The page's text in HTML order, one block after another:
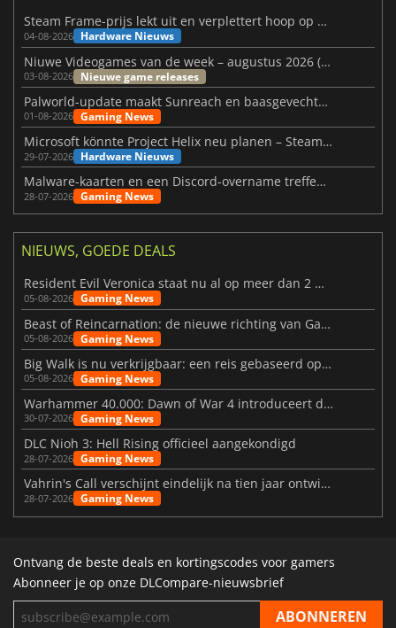
Steam Frame-prijs lekt uit en verplettert hoop op betaalbare VR
04-08-2026 Hardware Nieuws
Niuwe Videogames van de week – augustus 2026 (week 32)
03-08-2026 Nieuwe game releases
Palworld-update maakt Sunreach en baasgevechten stabieler
01-08-2026 Gaming News
Microsoft könnte Project Helix neu planen – Steam-Support wackelt
29-07-2026 Hardware Nieuws
Malware-kaarten en een Discord-overname treffen Meccha Chameleon
28-07-2026 Gaming News
NIEUWS, GOEDE DEALS
Resident Evil Veronica staat nu al op meer dan 2 miljoen verlanglijstjes
05-08-2026 Gaming News
Beast of Reincarnation: de nieuwe richting van Game Freak
05-08-2026 Gaming News
Big Walk is nu verkrijgbaar: een reis gebaseerd op vriendschap
05-08-2026 Gaming News
Warhammer 40.000: Dawn of War 4 introduceert de Necron-factie
30-07-2026 Gaming News
DLC Nioh 3: Hell Rising officieel aangekondigd
28-07-2026 Gaming News
Vahrin's Call verschijnt eindelijk na tien jaar ontwikkeling
28-07-2026 Gaming News
Ontvang de beste deals en kortingscodes voor gamers
Abonneer je op onze DLCompare-nieuwsbrief